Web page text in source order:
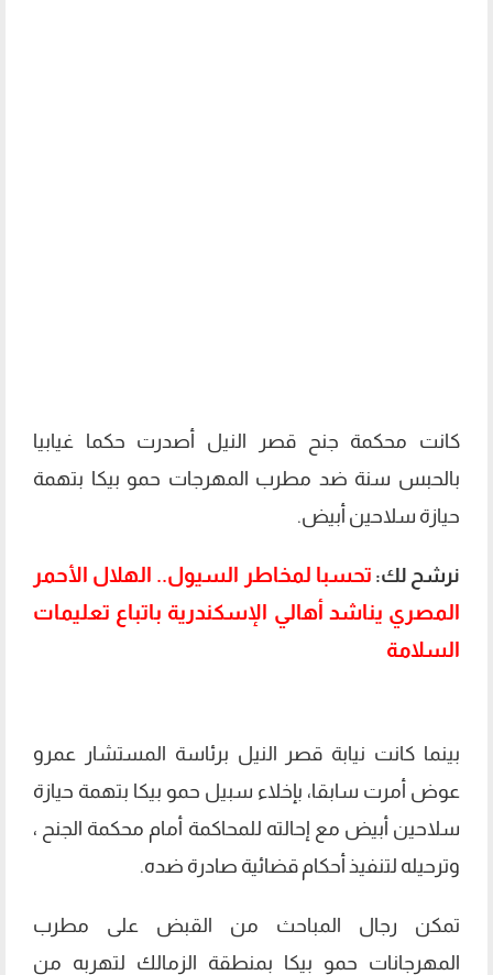
كانت محكمة جنح قصر النيل أصدرت حكما غيابيا
بالحبس سنة ضد مطرب المهرجات حمو بيكا بتهمة
حيازة سلاحين أبيض.
نرشح لك: تحسبا لمخاطر السيول.. الهلال الأحمر
المصري يناشد أهالي الإسكندرية باتباع تعليمات
السلامة
بينما كانت نيابة قصر النيل برئاسة المستشار عمرو
عوض أمرت سابقا، بإخلاء سبيل حمو بيكا بتهمة حيازة
سلاحين أبيض مع إحالته للمحاكمة أمام محكمة الجنح ،
وترحيله لتنفيذ أحكام قضائية صادرة ضده.
تمكن رجال المباحث من القبض على مطرب
المهرجانات حمو بيكا بمنطقة الزمالك لتهربه من